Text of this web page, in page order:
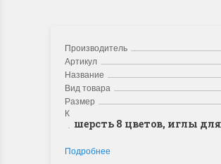
Производитель
Артикул
Название
Вид товара
Размер
Комплектация
шерсть 8 цветов, иглы
Подробнее